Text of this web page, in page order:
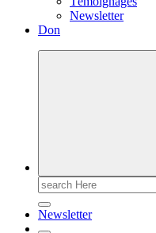
Newsletter
Don
Newsletter